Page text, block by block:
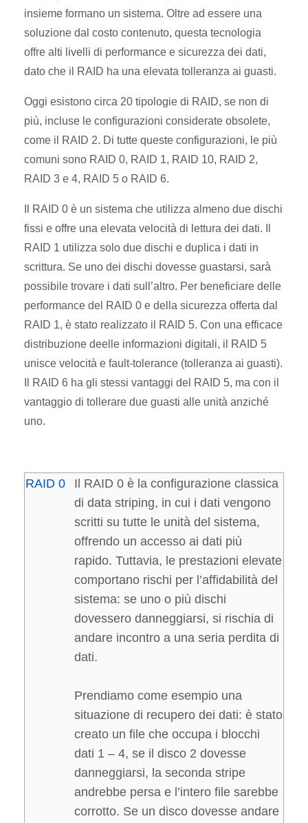
insieme formano un sistema. Oltre ad essere una
soluzione dal costo contenuto, questa tecnologia
offre alti livelli di performance e sicurezza dei dati,
dato che il RAID ha una elevata tolleranza ai guasti.
Oggi esistono circa 20 tipologie di RAID, se non di
più, incluse le configurazioni considerate obsolete,
come il RAID 2. Di tutte queste configurazioni, le più
comuni sono RAID 0, RAID 1, RAID 10, RAID 2,
RAID 3 e 4, RAID 5 o RAID 6.
Il RAID 0 è un sistema che utilizza almeno due dischi
fissi e offre una elevata velocità di lettura dei dati. Il
RAID 1 utilizza solo due dischi e duplica i dati in
scrittura. Se uno dei dischi dovesse guastarsi, sarà
possibile trovare i dati sull’altro. Per beneficiare delle
performance del RAID 0 e della sicurezza offerta dal
RAID 1, è stato realizzato il RAID 5. Con una efficace
distribuzione deelle informazioni digitali, il RAID 5
unisce velocità e fault-tolerance (tolleranza ai guasti).
Il RAID 6 ha gli stessi vantaggi del RAID 5, ma con il
vantaggio di tollerare due guasti alle unità anziché
uno.
RAID 0
Il RAID 0 è la configurazione classica
di data striping, in cui i dati vengono
scritti su tutte le unità del sistema,
offrendo un accesso ai dati più
rapido. Tuttavia, le prestazioni elevate
comportano rischi per l’affidabilità del
sistema: se uno o più dischi
dovessero danneggiarsi, si rischia di
andare incontro a una seria perdita di
dati.
Prendiamo come esempio una
situazione di recupero dei dati: è stato
creato un file che occupa i blocchi
dati 1 – 4, se il disco 2 dovesse
danneggiarsi, la seconda stripe
andrebbe persa e l’intero file sarebbe
corrotto. Se un disco dovesse andare